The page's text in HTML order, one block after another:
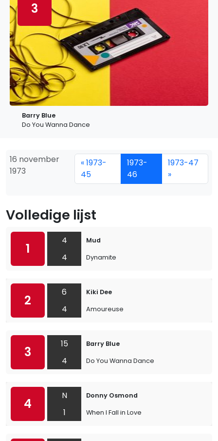
3
Barry Blue
Do You Wanna Dance
16 november
1973
« 1973-
45
1973-
46
1973-47
»
Volledige lijst
1
4
4
Mud
Dynamite
2
6
4
Kiki Dee
Amoureuse
3
15
4
Barry Blue
Do You Wanna Dance
4
N
1
Donny Osmond
When I Fall in Love